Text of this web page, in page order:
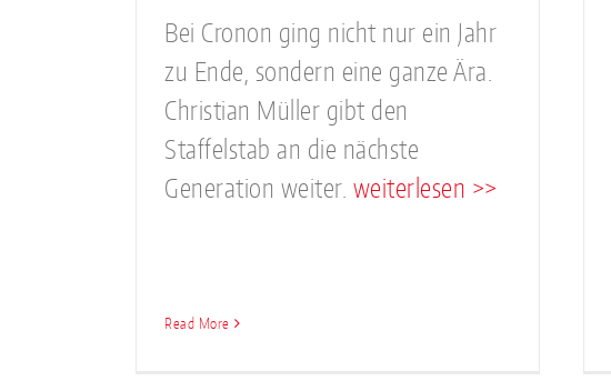
Bei Cronon ging nicht nur ein Jahr
zu Ende, sondern eine ganze Ära.
Christian Müller gibt den
Staffelstab an die nächste
Generation weiter. weiterlesen >>
Read More